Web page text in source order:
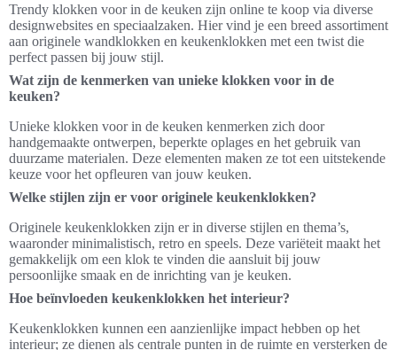
Trendy klokken voor in de keuken zijn online te koop via diverse
designwebsites en speciaalzaken. Hier vind je een breed assortiment
aan originele wandklokken en keukenklokken met een twist die
perfect passen bij jouw stijl.
Wat zijn de kenmerken van unieke klokken voor in de
keuken?
Unieke klokken voor in de keuken kenmerken zich door
handgemaakte ontwerpen, beperkte oplages en het gebruik van
duurzame materialen. Deze elementen maken ze tot een uitstekende
keuze voor het opfleuren van jouw keuken.
Welke stijlen zijn er voor originele keukenklokken?
Originele keukenklokken zijn er in diverse stijlen en thema’s,
waaronder minimalistisch, retro en speels. Deze variëteit maakt het
gemakkelijk om een klok te vinden die aansluit bij jouw
persoonlijke smaak en de inrichting van je keuken.
Hoe beïnvloeden keukenklokken het interieur?
Keukenklokken kunnen een aanzienlijke impact hebben op het
interieur; ze dienen als centrale punten in de ruimte en versterken de